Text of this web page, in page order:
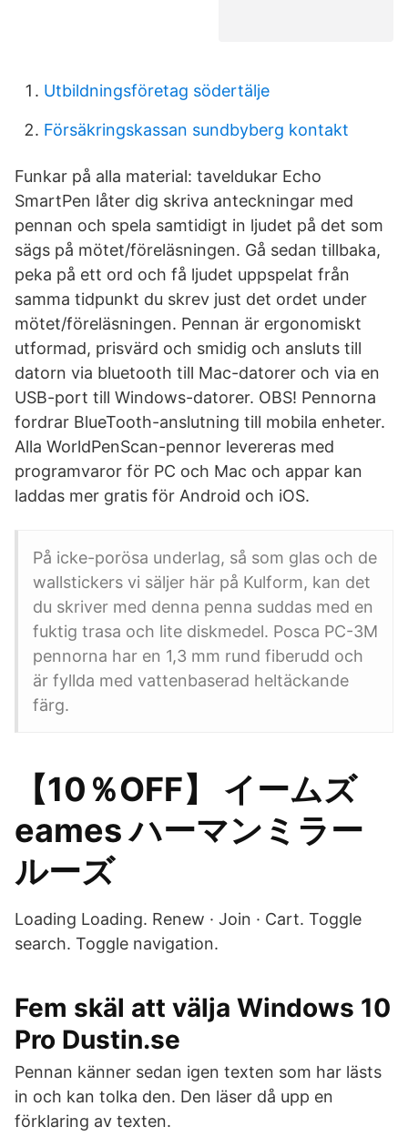
Utbildningsföretag södertälje
Försäkringskassan sundbyberg kontakt
Funkar på alla material: taveldukar Echo
SmartPen låter dig skriva anteckningar med
pennan och spela samtidigt in ljudet på det som
sägs på mötet/föreläsningen. Gå sedan tillbaka,
peka på ett ord och få ljudet uppspelat från
samma tidpunkt du skrev just det ordet under
mötet/föreläsningen. Pennan är ergonomiskt
utformad, prisvärd och smidig och ansluts till
datorn via bluetooth till Mac-datorer och via en
USB-port till Windows-datorer. OBS! Pennorna
fordrar BlueTooth-anslutning till mobila enheter.
Alla WorldPenScan-pennor levereras med
programvaror för PC och Mac och appar kan
laddas mer gratis för Android och iOS.
På icke-porösa underlag, så som glas och de
wallstickers vi säljer här på Kulform, kan det
du skriver med denna penna suddas med en
fuktig trasa och lite diskmedel. Posca PC-3M
pennorna har en 1,3 mm rund fiberudd och
är fyllda med vattenbaserad heltäckande
färg.
【10％OFF】 イームズ
eames ハーマンミラー
ルーズ
Loading Loading. Renew · Join · Cart. Toggle
search. Toggle navigation.
Fem skäl att välja Windows 10
Pro Dustin.se
Pennan känner sedan igen texten som har lästs
in och kan tolka den. Den läser då upp en
förklaring av texten.